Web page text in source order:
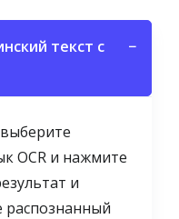
текст с
−
OCR и нажмите
и
распознанный